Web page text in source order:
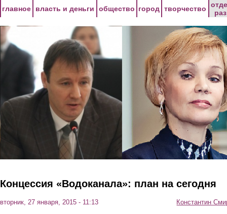
главное власть и деньги общество город творчество
Концессия «Водоканала»: план на сегодня
вторник, 27 января, 2015 - 11:13 Константин